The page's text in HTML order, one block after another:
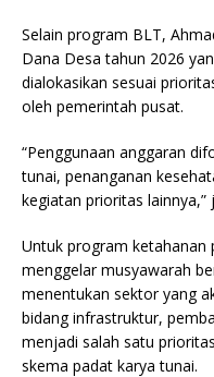
Selain program BLT,
Dana Desa tahun 2026
dialokasikan sesuai
oleh pemerintah pusat.
“Penggunaan anggaran
tunai, penanganan
kegiatan prioritas lainnya,”
Untuk program ketahanan
menggelar musyawarah
menentukan sektor yang
bidang infrastruktur,
menjadi salah satu
skema padat karya tunai.